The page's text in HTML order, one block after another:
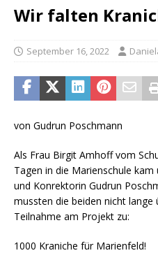
Wir falten
September 16, 2022
von Gudrun Poschmann
Als Frau Birgit Amhoff vom
Tagen in die Marienschule kam
und Konrektorin Gudrun
mussten die beiden nicht lange
Teilnahme am Projekt zu:
1000 Kraniche für Marienfeld!